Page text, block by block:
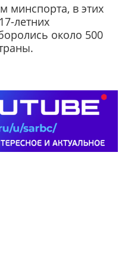
минспорта, в этих
летних
около 500